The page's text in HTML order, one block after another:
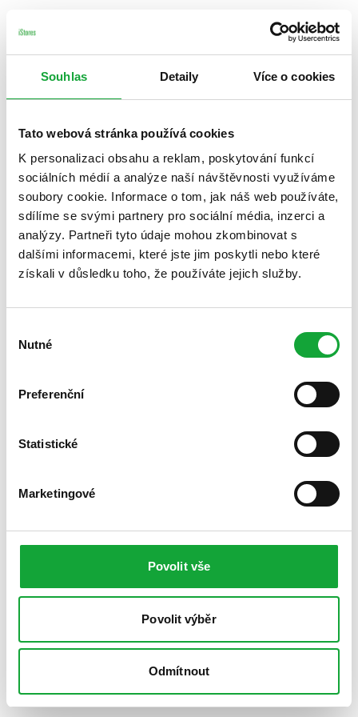
Souhlas Detaily Více o cookies
Tato webová stránka používá cookies
K personalizaci obsahu a reklam, poskytování funkcí
sociálních médií a analýze naší návštěvnosti využíváme
soubory cookie. Informace o tom, jak náš web používáte,
sdílíme se svými partnery pro sociální média, inzerci a
analýzy. Partneři tyto údaje mohou zkombinovat s
dalšími informacemi, které jste jim poskytli nebo které
získali v důsledku toho, že používáte jejich služby.
souhlasu
Nutné
Preferenční
Statistické
Marketingové
Povolit vše
Povolit výběr
Odmítnout